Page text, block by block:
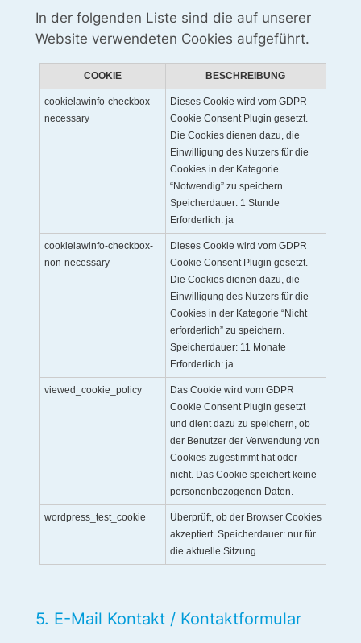
In der folgenden Liste sind die auf unserer
Website verwendeten Cookies aufgeführt.
COOKIE BESCHREIBUNG
cookielawinfo-checkbox-
necessary
Dieses Cookie wird vom GDPR
Cookie Consent Plugin gesetzt.
Die Cookies dienen dazu, die
Einwilligung des Nutzers für die
Cookies in der Kategorie
“Notwendig” zu speichern.
Speicherdauer: 1 Stunde
Erforderlich: ja
cookielawinfo-checkbox-
non-necessary
Dieses Cookie wird vom GDPR
Cookie Consent Plugin gesetzt.
Die Cookies dienen dazu, die
Einwilligung des Nutzers für die
Cookies in der Kategorie “Nicht
erforderlich” zu speichern.
Speicherdauer: 11 Monate
Erforderlich: ja
viewed_cookie_policy
Das Cookie wird vom GDPR
Cookie Consent Plugin gesetzt
und dient dazu zu speichern, ob
der Benutzer der Verwendung von
Cookies zugestimmt hat oder
nicht. Das Cookie speichert keine
personenbezogenen Daten.
wordpress_test_cookie
Überprüft, ob der Browser Cookies
akzeptiert. Speicherdauer: nur für
die aktuelle Sitzung
5. E-Mail Kontakt / Kontaktformular